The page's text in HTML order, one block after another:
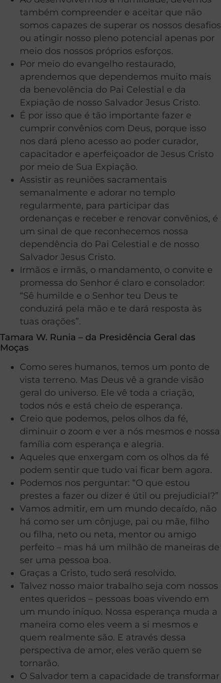
também compreender e aceitar que não
somos capazes de superar os nossos desafios
ou atingir nosso pleno potencial apenas por
meio dos nossos próprios esforços.
Por meio do evangelho restaurado,
aprendemos que dependemos muito mais
da benevolência do Pai Celestial e da
Expiação de nosso Salvador Jesus Cristo.
É por isso que é tão importante fazer e
cumprir convênios com Deus, porque isso
nos dará pleno acesso ao poder curador,
capacitador e aperfeiçoador de Jesus Cristo
por meio de Sua Expiação.
Assistir as reuniões sacramentais
semanalmente e adorar no templo
regularmente, para participar das
ordenanças e receber e renovar convênios, é
um sinal de que reconhecemos nossa
dependência do Pai Celestial e de nosso
Salvador Jesus Cristo.
Irmãos e irmãs, o mandamento, o convite e
promessa do Senhor é claro e consolador:
“Sê humilde e o Senhor teu Deus te
conduzirá pela mão e te dará resposta às
tuas orações”.
Tamara W. Runia – da Presidência Geral das
Moças
Como seres humanos, temos um ponto de
vista terreno. Mas Deus vê a grande visão
geral do universo. Ele vê toda a criação,
todos nós e está cheio de esperança.
Creio que podemos, pelos olhos da fé,
diminuir o zoom e ver a nós mesmos e nossa
família com esperança e alegria.
Aqueles que enxergam com os olhos da fé
podem sentir que tudo vai ficar bem agora.
Podemos nos perguntar: “O que estou
prestes a fazer ou dizer é útil ou prejudicial?”
Vamos admitir, em um mundo decaído, não
há como ser um cônjuge, pai ou mãe, filho
ou filha, neto ou neta, mentor ou amigo
perfeito – mas há um milhão de maneiras de
ser uma pessoa boa.
Graças a Cristo, tudo será resolvido.
Talvez nosso maior trabalho seja com nossos
entes queridos – pessoas boas vivendo em
um mundo iníquo. Nossa esperança muda a
maneira como eles veem a si mesmos e
quem realmente são. E através dessa
perspectiva de amor, eles verão quem se
tornarão.
O Salvador tem a capacidade de transformar